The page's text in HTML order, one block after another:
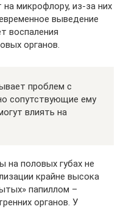
микрофлору, из-за них
выведение
воспаления
органов.
проблем с
сопутствующие ему
влиять на
на половых губах не
крайне высока
папиллом –
органов. У